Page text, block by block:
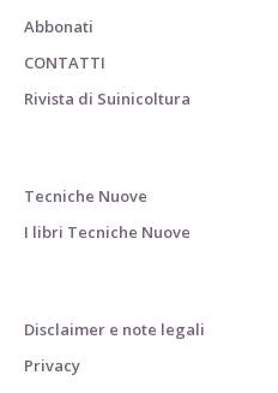
Abbonati
CONTATTI
Rivista di Suinicoltura
Tecniche Nuove
I libri Tecniche Nuove
Disclaimer e note legali
Privacy